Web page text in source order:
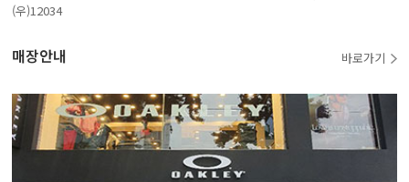
(우)12034
매장안내 바로가기